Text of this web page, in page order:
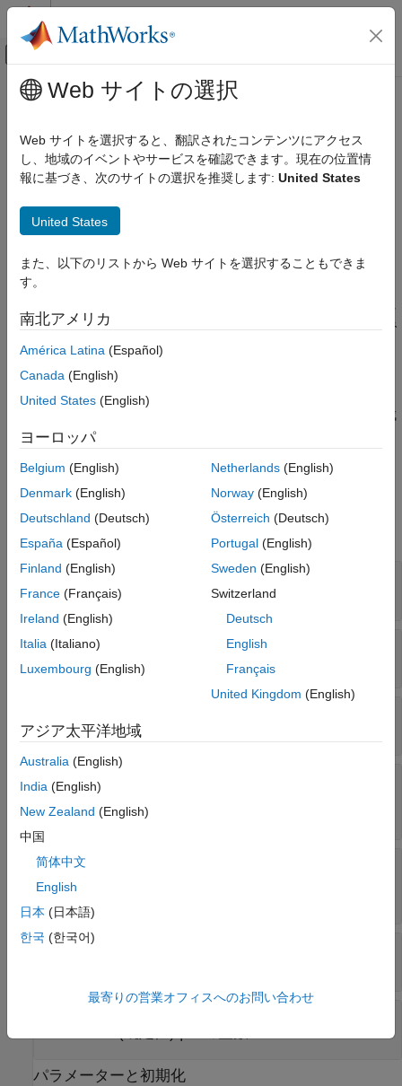
コンテンツへスキップ
オフキャンバス ナビゲーション メ
ドキュメンテーションのホーム
Deep Learning Toolbox
深層ニューラル ネットワークのインポートと
組み込み層
TransposedConvolution2DLayer
項目一覧
作成
プロパティ
参照
バージョン履歴
参考
メインコンテンツ
TransposedConvolution2DLayer
2 次元転置畳み込み層
説明
ングされます。
この層は、間違って "逆畳み込み" 層または "deconv" 層と呼ばれ
ることがあります。この層は畳み込みの転置であり、逆畳み込み
は実行しません。
作成
を使用して 2 次元転置畳み込み層を作成
します。
プロパティ
転置畳み込み
FilterSize
フィルターの高さと幅
2 つの正の整数のベクトル
NumFilters
フィルターの数
正の整数
[1 1](既定値) |
CroppingMode
メソッド
'manual' (既定値) |
CroppingSize
[0 0 0 0]
Cropping
パラメーターと初期化
Web サイトの選択
Web サイトを選択すると、翻訳されたコンテンツにアクセス
し、地域のイベントやサービスを確認できます。現在の位置情
報に基づき、次のサイトの選択を推奨します: United States
United States
また、以下のリストから Web サイトを選択することもできま
す。
南北アメリカ
América Latina (Español)
Canada (English)
United States (English)
ヨーロッパ
Belgium (English)
Denmark (English)
Deutschland (Deutsch)
España (Español)
Finland (English)
France (Français)
Ireland (English)
Italia (Italiano)
Luxembourg (English)
Netherlands(English)
Norway(English)
Österreich (Deutsch)
Portugal(English)
Sweden (English)
Switzerland
Deutsch
English
Français
United Kingdom (English)
アジア太平洋地域
Australia (English)
India (English)
New Zealand (English)
中国
简体中文
English
日本 (日本語)
한국 (한국어)
最寄りの営業オフィスへのお問い合わせ